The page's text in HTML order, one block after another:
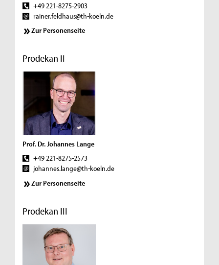
+49 221-8275-2903
rainer.feldhaus@th-koeln.de
Zur Personenseite
Prodekan II
Prof. Dr. Johannes Lange
+49 221-8275-2573
johannes.lange@th-koeln.de
Zur Personenseite
Prodekan III